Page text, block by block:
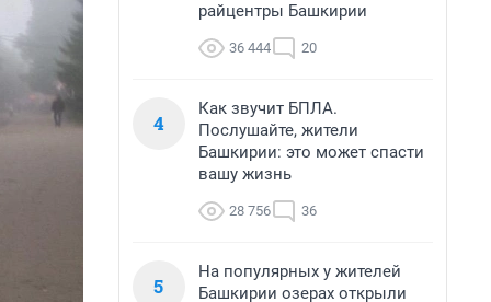
райцентры Башкирии
36 444 20
4
Как звучит БПЛА.
Послушайте, жители
Башкирии: это может спасти
вашу жизнь
28 756 36
5
На популярных у жителей
Башкирии озерах открыли